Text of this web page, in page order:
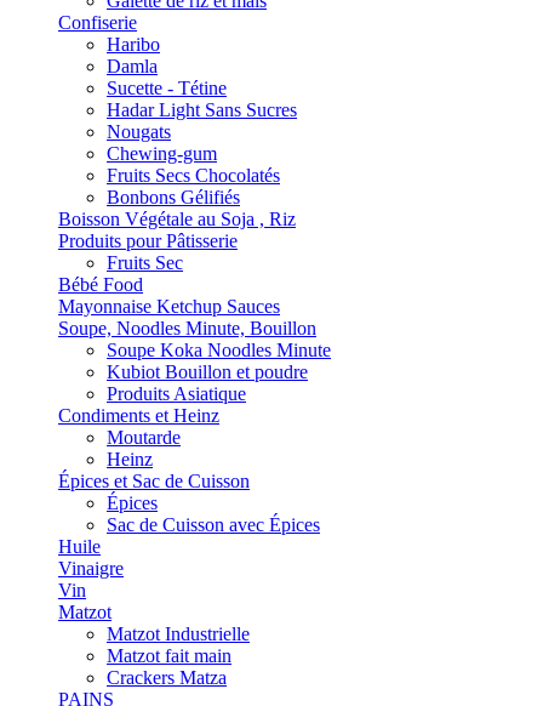
Confiserie
Haribo
Damla
Sucette - Tétine
Hadar Light Sans Sucres
Nougats
Chewing-gum
Fruits Secs Chocolatés
Bonbons Gélifiés
Boisson Végétale au Soja , Riz
Produits pour Pâtisserie
Fruits Sec
Bébé Food
Mayonnaise Ketchup Sauces
Soupe, Noodles Minute, Bouillon
Soupe Koka Noodles Minute
Kubiot Bouillon et poudre
Produits Asiatique
Condiments et Heinz
Moutarde
Heinz
Épices et Sac de Cuisson
Épices
Sac de Cuisson avec Épices
Huile
Vinaigre
Vin
Matzot
Matzot Industrielle
Matzot fait main
Crackers Matza
PAINS